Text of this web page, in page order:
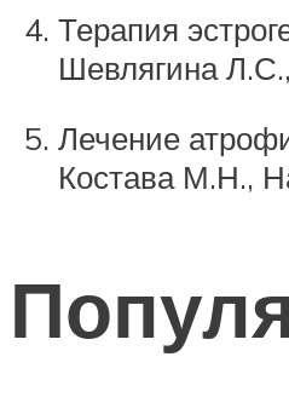
Терапия
Шевлягина
Лечение
Костава М.Н.,